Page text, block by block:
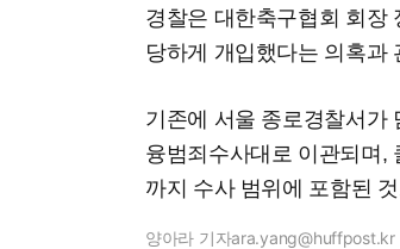
경찰은 대한축구협회 회장
당하게 개입했다는 의혹과
기존에 서울 종로경찰서가
융범죄수사대로 이관되며,
까지 수사 범위에 포함된
양아라 기자ara.yang@huffpost.kr